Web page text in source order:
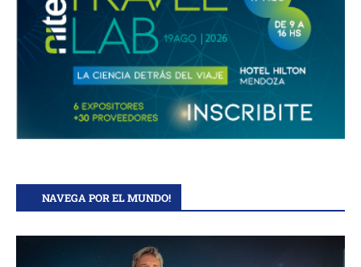
NAVEGA POR EL MUNDO!